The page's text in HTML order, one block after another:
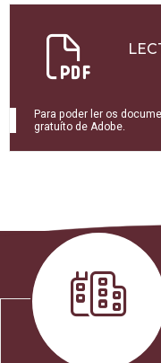
Para poder ler os
gratuíto de Adobe.